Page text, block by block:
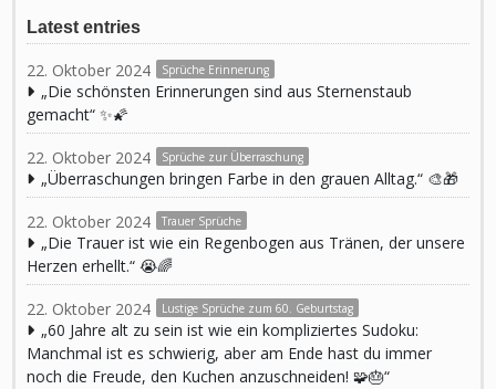
Latest entries
22. Oktober 2024 Sprüche Erinnerung
„Die schönsten Erinnerungen sind aus Sternenstaub
gemacht“ ✨🌠
22. Oktober 2024 Sprüche zur Überraschung
„Überraschungen bringen Farbe in den grauen Alltag.“ 🎨🎁
22. Oktober 2024 Trauer Sprüche
„Die Trauer ist wie ein Regenbogen aus Tränen, der unsere
Herzen erhellt.“ 😭🌈
22. Oktober 2024 Lustige Sprüche zum 60. Geburtstag
„60 Jahre alt zu sein ist wie ein kompliziertes Sudoku:
Manchmal ist es schwierig, aber am Ende hast du immer
noch die Freude, den Kuchen anzuschneiden! 🧩🎂“